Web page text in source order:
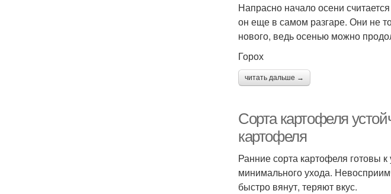
Напрасно начало осени
он еще в самом разгаре. Они не
нового, ведь осенью можно
Горох
читать дальше →
Сорта картофеля
картофеля
Ранние сорта картофеля готовы
минимального ухода.
быстро вянут, теряют вкус.